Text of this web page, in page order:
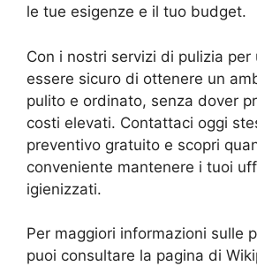
le tue esigenze e il tuo budget.
Con i nostri servizi di pulizia per
essere sicuro di ottenere un
pulito e ordinato, senza dover
costi elevati. Contattaci oggi
preventivo gratuito e scopri
conveniente mantenere i tuoi
igienizzati.
Per maggiori informazioni sulle
puoi consultare la pagina di